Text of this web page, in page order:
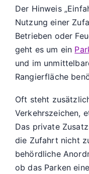
Der Hinweis
Nutzung einer
Betrieben oder
geht es um ein
und im
Rangierfläche
Oft steht
Verkehrszeichen,
Das private
die Zufahrt nicht
behördliche
ob das Parken